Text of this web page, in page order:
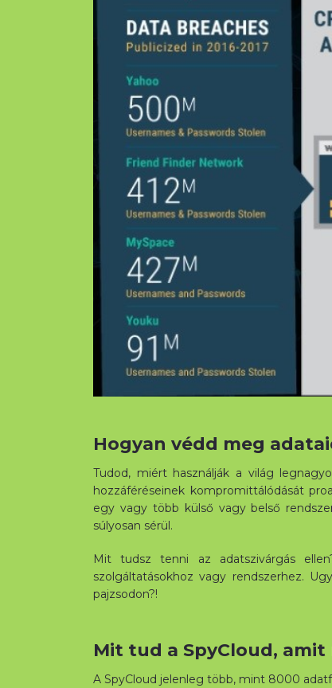
Hogyan védd meg
Tudod, miért használják a világ
hozzáféréseinek kompromittálódását
egy vagy több külső vagy belső
súlyosan sérül.
Mit tudsz tenni az adatszivárgás
szolgáltatásokhoz vagy rendszerhez.
pajzsodon?!
Mit tud a SpyCloud, amit
A SpyCloud jelenleg több, mint 8000